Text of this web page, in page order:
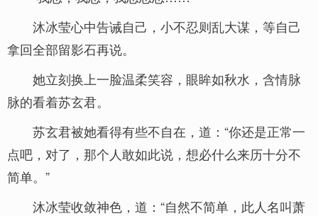
沐冰莹心中告诫自己，小不忍则乱大谋，等自己
拿回全部留影石再说。
她立刻换上一脸温柔笑容，眼眸如秋水，含情脉
脉的看着苏玄君。
苏玄君被她看得有些不自在，道：“你还是正常一
点吧，对了，那个人敢如此说，想必什么来历十分不
简单。”
沐冰莹收敛神色，道：“自然不简单，此人名叫萧